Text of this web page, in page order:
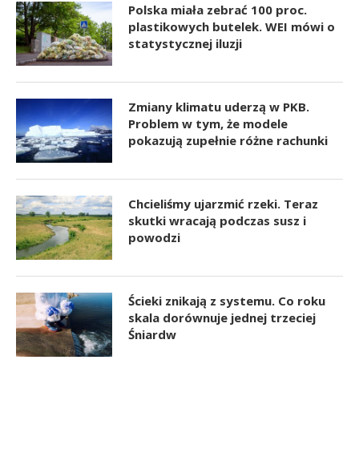
Polska miała zebrać 100 proc.
plastikowych butelek. WEI mówi o
statystycznej iluzji
Zmiany klimatu uderzą w PKB.
Problem w tym, że modele
pokazują zupełnie różne rachunki
Chcieliśmy ujarzmić rzeki. Teraz
skutki wracają podczas susz i
powodzi
Ścieki znikają z systemu. Co roku
skala dorównuje jednej trzeciej
Śniardw